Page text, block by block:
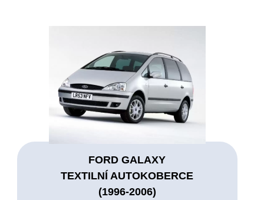
FORD GALAXY
TEXTILNÍ AUTOKOBERCE
(1996-2006)